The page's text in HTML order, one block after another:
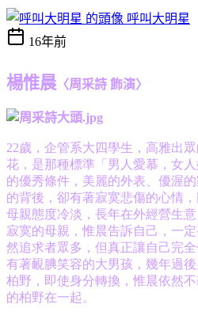
呼叫大明星
16年前
楊惟晨 〈周采詩 飾演〉
22歲，企管系大四學生，高雅出
花，是那種標準「男人愛慕，女
的優秀條件，美麗的外表、優渥
的背後，卻有著寂寞悲傷的心情
母親態度冷淡，長年在外經營生
寂寞的母親，惟晨告訴自己，一
然追求者眾多，但真正讓自己完
有著靦腆笑容的大男孩，幾年過
柏野，即使身分轉換，惟晨依然
的柏野在一起。